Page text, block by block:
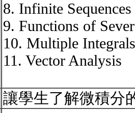
8. Infinite Sequences
9. Functions of
10. Multiple Integrals
11. Vector Analysis
讓學生了解微積分